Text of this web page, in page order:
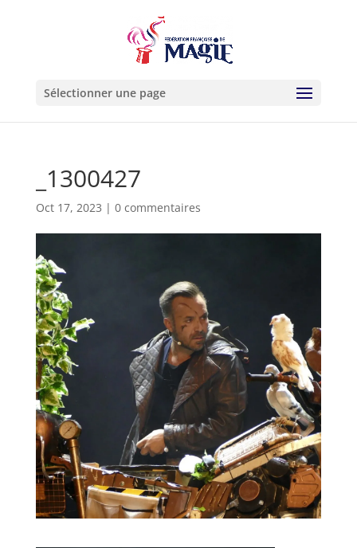
Sélectionner une page
_1300427
Oct 17, 2023 | 0 commentaires